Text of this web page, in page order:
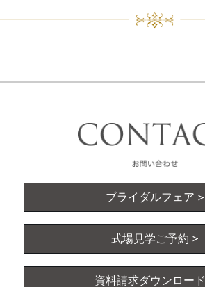
ブライダルフェア
式場見学ご予約
資料請求ダウンロード